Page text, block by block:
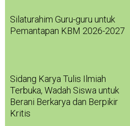
Silaturahim Guru-guru untuk
Pemantapan KBM 2026-2027
Sidang Karya Tulis Ilmiah
Terbuka, Wadah Siswa untuk
Berani Berkarya dan Berpikir
Kritis